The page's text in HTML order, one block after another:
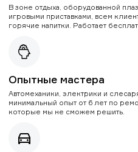
В зоне отдыха, оборудованной
игровыми приставками, всем
горячие напитки. Работает
Опытные мастера
Автомеханики, электрики и
минимальный опыт от 6 лет по
которые мы не сможем решить.